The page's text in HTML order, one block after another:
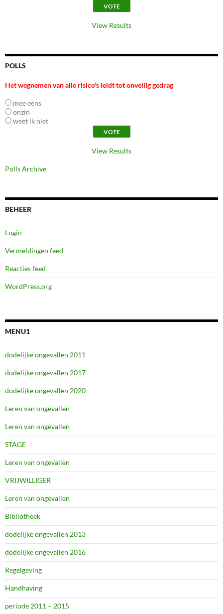
View Results
POLLS
Het wegnemen van alle risico's leidt tot onveilig gedrag
mee eens
onzin
weet ik niet
View Results
Polls Archive
BEHEER
Login
Vermeldingen feed
Reacties feed
WordPress.org
MENU1
dodelijke ongevallen 2011
dodelijke ongevallen 2017
dodelijke ongevallen 2020
Leren van ongevallen
Leren van ongevallen
STAGE
Leren van ongevallen
VRIJWILLIGER
Leren van ongevallen
Bibliotheek
dodelijke ongevallen 2013
dodelijke ongevallen 2016
Regelgeving
Handhaving
periode 2011 – 2015